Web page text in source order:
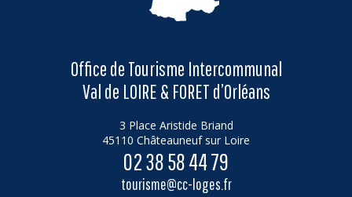
Office de Tourisme Intercommunal
Val de LOIRE & FORET d’Orléans
3 Place Aristide Briand
45110 Châteauneuf sur Loire
02 38 58 44 79
tourisme@cc-loges.fr